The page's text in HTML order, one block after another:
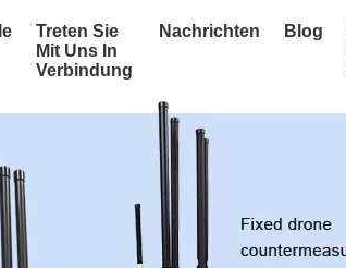
Treten Sie
Mit Uns In
Verbindung
Nachrichten Blog